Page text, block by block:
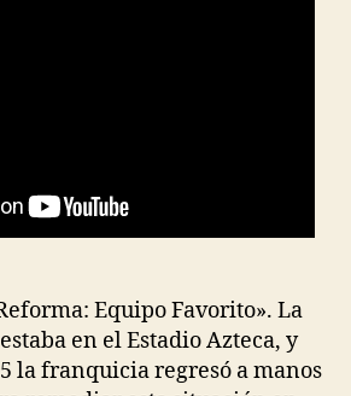
Equipo Favorito». La
en el Estadio Azteca, y
la franquicia regresó a manos